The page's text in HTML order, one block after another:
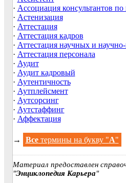
· Ассоциация консультантов
· Астенизация
· Аттестация
· Аттестация кадров
· Аттестация научных и
· Аттестация персонала
· Аудит
· Аудит кадровый
· Аутентичность
· Аутплейсмент
· Аутсорсинг
· Аутстаффинг
· Аффектация
→ Всетермины на букву "А"
Материал предоставлен
"Энциклопедия Карьера"